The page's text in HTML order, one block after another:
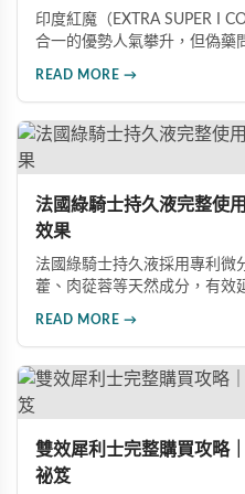
印度紅魔（EXTRA SUPER I
合一的優勢人氣攀升，但偽藥
READ MORE →
法國綠騎士持久液完整使
效果
法國綠騎士持久液採用專利微
藿、肉蓯蓉等天然成分，有效
READ MORE →
雙效犀利士完整購買攻略
祕笈